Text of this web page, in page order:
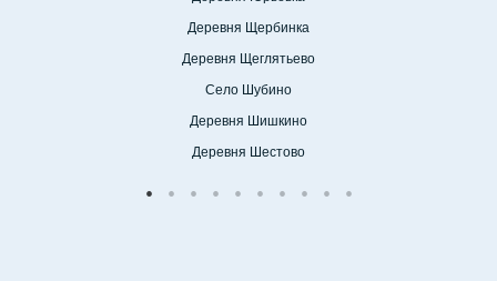
Деревня Щербинка
Деревня Щеглятьево
Село Шубино
Деревня Шишкино
Деревня Шестово